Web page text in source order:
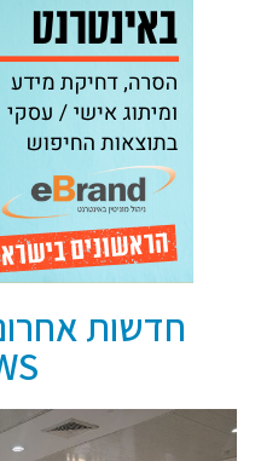
חדשות